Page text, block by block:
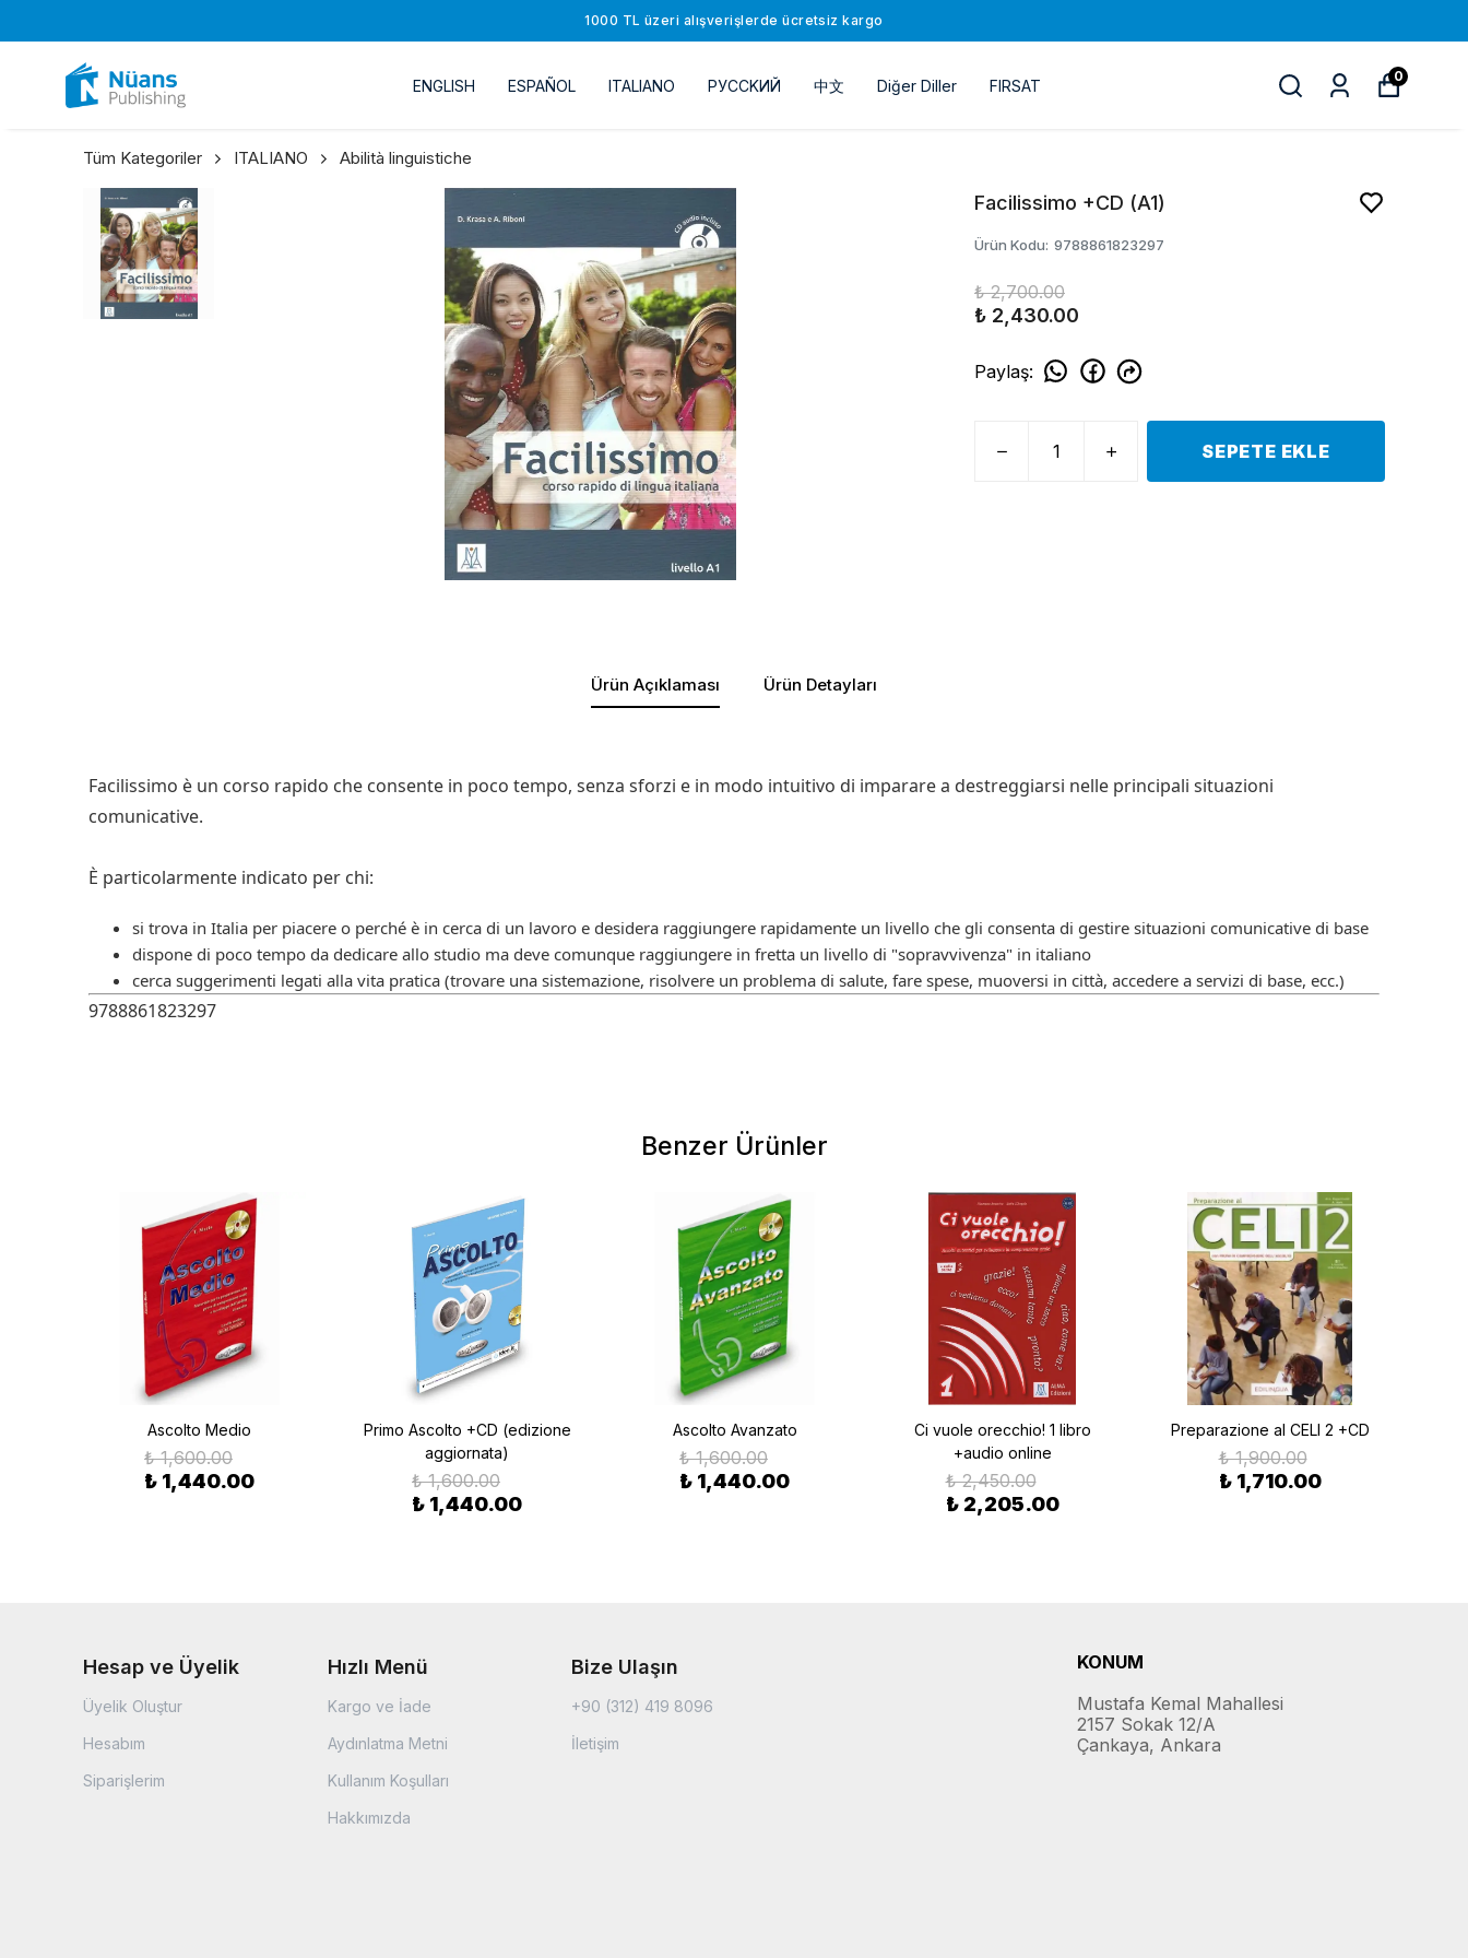
1000 TL üzeri alışverişlerde ücretsiz kargo
ENGLISH ESPAÑOL ITALIANO РУССKИЙ 中文 Diğer Diller FIRSAT
0
Tüm Kategoriler ITALIANO Abilità linguistiche
Facilissimo +CD (A1)
Ürün Kodu: 9788861823297
₺ 2,700.00
₺ 2,430.00
Paylaş:
SEPETE EKLE
Ürün Açıklaması Ürün Detayları
Facilissimo è un corso rapido che consente in poco tempo, senza sforzi e in modo intuitivo di imparare a destreggiarsi nelle principali situazioni
comunicative.
È particolarmente indicato per chi:
si trova in Italia per piacere o perché è in cerca di un lavoro e desidera raggiungere rapidamente un livello che gli consenta di gestire situazioni comunicative di base
dispone di poco tempo da dedicare allo studio ma deve comunque raggiungere in fretta un livello di "sopravvivenza" in italiano
cerca suggerimenti legati alla vita pratica (trovare una sistemazione, risolvere un problema di salute, fare spese, muoversi in città, accedere a servizi di base, ecc.)
9788861823297
Benzer Ürünler
Ascolto Medio
₺ 1,600.00
₺ 1,440.00
Primo Ascolto +CD (edizione
aggiornata)
₺ 1,600.00
₺ 1,440.00
Ascolto Avanzato
₺ 1,600.00
₺ 1,440.00
Ci vuole orecchio! 1 libro
+audio online
₺ 2,450.00
₺ 2,205.00
Preparazione al CELI 2 +CD
₺ 1,900.00
₺ 1,710.00
Hesap ve Üyelik
Üyelik Oluştur
Hesabım
Siparişlerim
Hızlı Menü
Kargo ve İade
Aydınlatma Metni
Kullanım Koşulları
Hakkımızda
Bize Ulaşın
+90 (312) 419 8096
İletişim
KONUM
Mustafa Kemal Mahallesi
2157 Sokak 12/A
Çankaya, Ankara